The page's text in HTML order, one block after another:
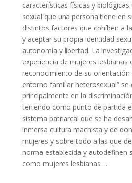
características físicas y
sexual que una persona tiene en
distintos factores que cohíben a
y aceptar su propia identidad
autonomía y libertad. La
experiencia de mujeres lesbianas
reconocimiento de su orientación
entorno familiar heterosexual” se
principalmente en la
teniendo como punto de partida
sistema patriarcal que se ha
inmersa cultura machista y de
mujeres y sobre todo a las que
norma establecida y autodefinen
como mujeres lesbianas….